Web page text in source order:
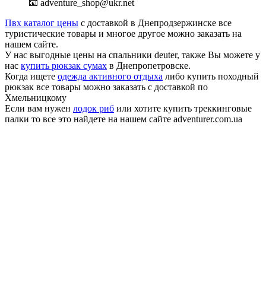
📧 adventure_shop@ukr.net
Пвх каталог цены с доставкой в Днепродзержинске все
туристические товары и многое другое можно заказать на
нашем сайте.
У нас выгодные цены на спальники deuter, также Вы можете у
нас купить рюкзак сумах в Днепропетровске.
Когда ищете одежда активного отдыха либо купить походный
рюкзак все товары можно заказать с доставкой по
Хмельницкому
Если вам нужен лодок риб или хотите купить треккинговые
палки то все это найдете на нашем сайте adventurer.com.ua